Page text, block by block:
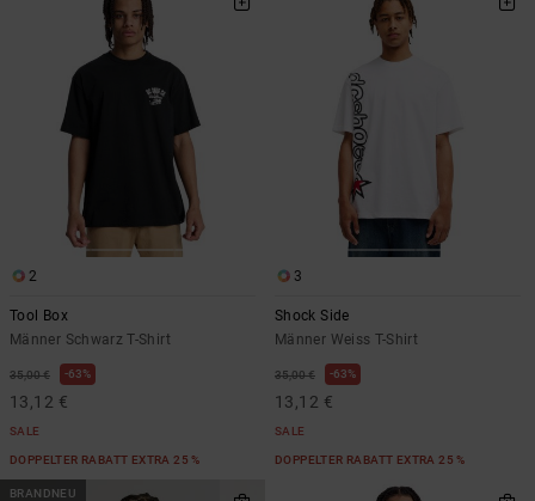
2
Tool Box
Männer Schwarz T-Shirt
35,00 € 63%
13,12 €
SALE
DOPPELTER RABATT EXTRA 25 %
3
Shock Side
Männer Weiss T-Shirt
35,00 € 63%
13,12 €
SALE
DOPPELTER RABATT EXTRA 25 %
BRANDNEU